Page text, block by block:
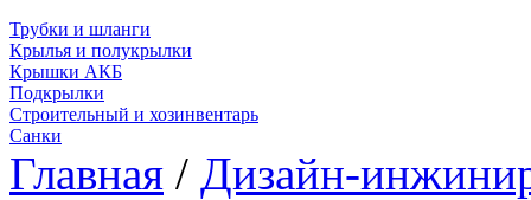
Трубки и шланги
Крылья и полукрылки
Крышки АКБ
Подкрылки
Строительный и хозинвентарь
Санки
Главная / Дизайн-